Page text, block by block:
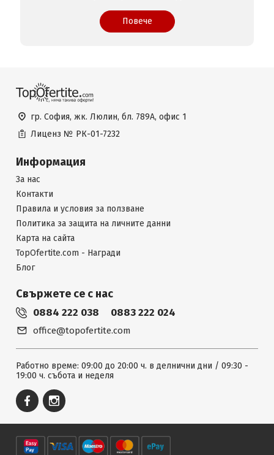
Повече
гр. София, жк. Люлин, бл. 789А, офис 1
Лиценз № РК-01-7232
Информация
За нас
Контакти
Правила и условия за ползване
Политика за защита на личните данни
Карта на сайта
TopOfertite.com - Награди
Блог
Свържете се с нас
0884 222 038 0883 222 024
office@topofertite.com
Работно време: 09:00 до 20:00 ч. в делнични дни / 09:30 -
19:00 ч. събота и неделя